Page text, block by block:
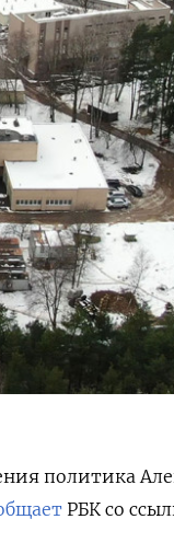
политика
РБК со